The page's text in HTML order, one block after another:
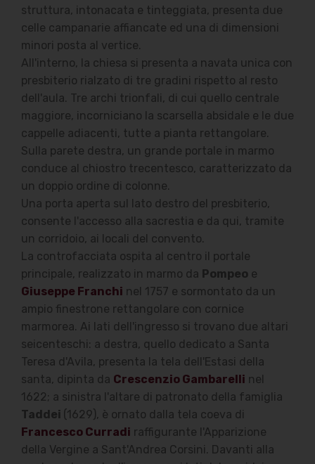
struttura, intonacata e tinteggiata, presenta due
celle campanarie affiancate ed una di dimensioni
minori posta al vertice.
All'interno, la chiesa si presenta a navata unica con
presbiterio rialzato di tre gradini rispetto al resto
dell'aula. Tre archi trionfali, di cui quello centrale
maggiore, incorniciano la scarsella absidale e le due
cappelle adiacenti, tutte a pianta rettangolare.
Sulla parete destra, un grande portale in marmo
conduce al chiostro trecentesco, caratterizzato da
un doppio ordine di colonne.
Una porta aperta sul lato destro del presbiterio,
consente l'accesso alla sacrestia e da qui, tramite
un corridoio, ai locali del convento.
La controfacciata ospita al centro il portale
principale, realizzato in marmo da Pompeo e
Giuseppe Franchi nel 1757 e sormontato da un
ampio finestrone rettangolare con cornice
marmorea. Ai lati dell'ingresso si trovano due altari
seicenteschi: a destra, quello dedicato a Santa
Teresa d'Avila, presenta la tela dell'Estasi della
santa, dipinta da Crescenzio Gambarelli nel
1622; a sinistra l'altare di patronato della famiglia
Taddei (1629), è ornato dalla tela coeva di
Francesco Curradi raffigurante l'Apparizione
della Vergine a Sant'Andrea Corsini. Davanti alla